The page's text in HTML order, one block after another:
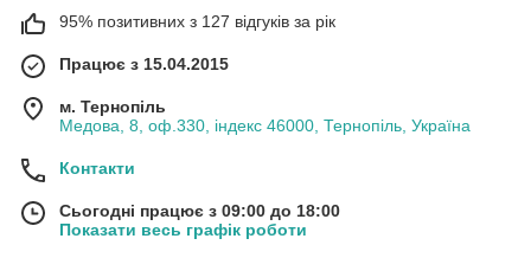
95% позитивних з 127 відгуків за рік
Працює з 15.04.2015
м. Тернопіль
Медова, 8, оф.330, індекс 46000, Тернопіль, Україна
Контакти
Сьогодні працює з 09:00 до 18:00
Показати весь графік роботи